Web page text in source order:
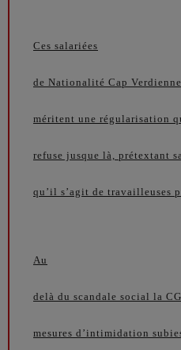
Ces salariées
de Nationalité Cap
méritent une régularisation
refuse jusque là, prétextant
qu’il s’agit de travailleuses
Au
delà du scandale social la
mesures d’intimidation